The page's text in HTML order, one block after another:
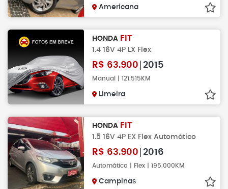
Americana
HONDA FIT
1.4 16V 4P LX Flex
R$ 63.900 2015
Manual | 121.515KM
Limeira
HONDA FIT
1.5 16V 4P EX Flex Automático
R$ 63.900 2016
Automático | Flex | 195.000KM
Campinas